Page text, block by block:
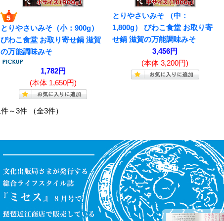
とりやさいみそ（小：900g）
びわこ食堂 お取り寄せ鍋 滋賀
の万能調味みそ
1,782円
(本体 1,650円)
とりやさいみそ （中：
1,800g） びわこ食堂 お取り寄
せ鍋 滋賀の万能調味みそ
3,456円
(本体 3,200円)
～3件 （全3件）